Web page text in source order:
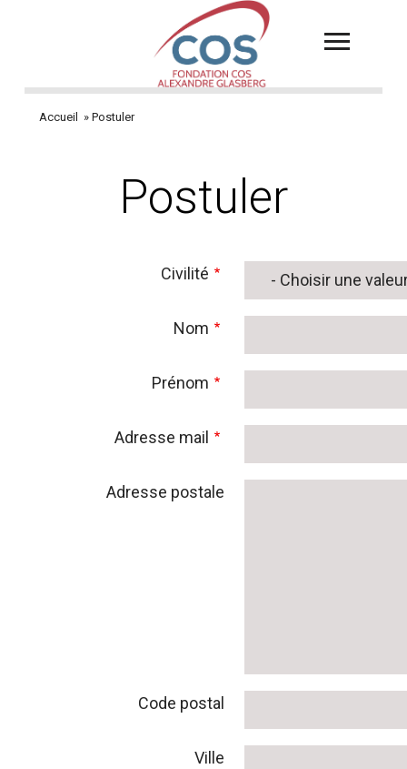
principal
d'Ariane
Accueil Postuler
Postuler
Civilité
Nom
Prénom
Adresse mail
Adresse postale
Code postal
Ville